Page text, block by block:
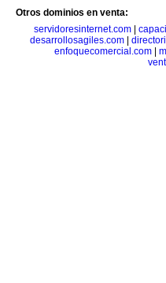
Otros dominios en venta:
servidoresinternet.com|
desarrollosagiles.com
enfoquecomercial.com